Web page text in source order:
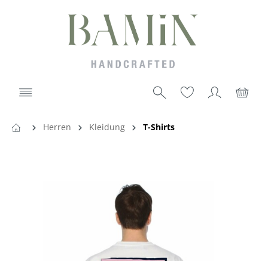
Herren Kleidung T-Shirts